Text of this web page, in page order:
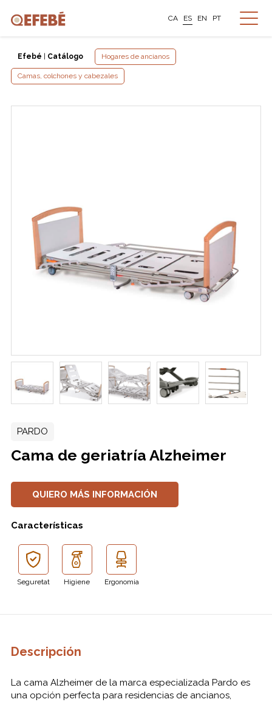
CA ES EN PT
Efebé Catálogo Hogares de ancianos
Camas, colchones y cabezales
PARDO
Cama de geriatría Alzheimer
QUIERO MÁS INFORMACIÓN
Características
Seguretat Higiene Ergonomia
Descripción
La cama Alzheimer de la marca especializada Pardo es
una opción perfecta para residencias de ancianos,